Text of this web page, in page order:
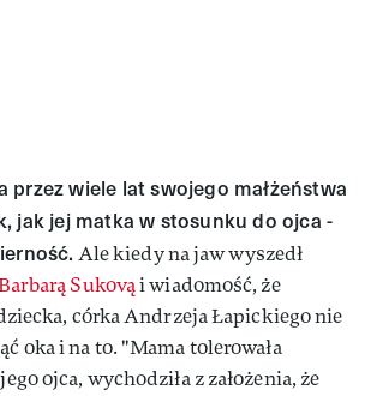
przez wiele lat swojego małżeństwa
jak jej matka w stosunku do ojca -
Ale kiedy na jaw wyszedł
Sukovąi wiadomość, że
córka Andrzeja Łapickiego nie
oka i na to. "Mama tolerowała
ojca, wychodziła z założenia, że